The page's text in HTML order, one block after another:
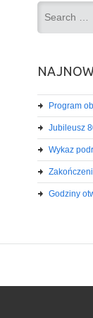
Program
Jubileusz
Wykaz
Godziny